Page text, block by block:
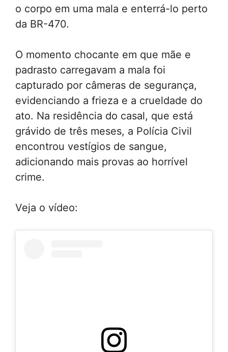
o corpo em uma mala e enterrá-lo perto
da BR-470.
O momento chocante em que mãe e
padrasto carregavam a mala foi
capturado por câmeras de segurança,
evidenciando a frieza e a crueldade do
ato. Na residência do casal, que está
grávido de três meses, a Polícia Civil
encontrou vestígios de sangue,
adicionando mais provas ao horrível
crime.
Veja o vídeo: